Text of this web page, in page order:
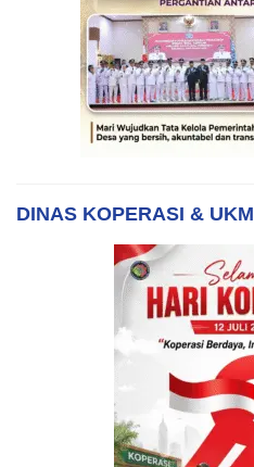
DINAS KOPERASI & UKM